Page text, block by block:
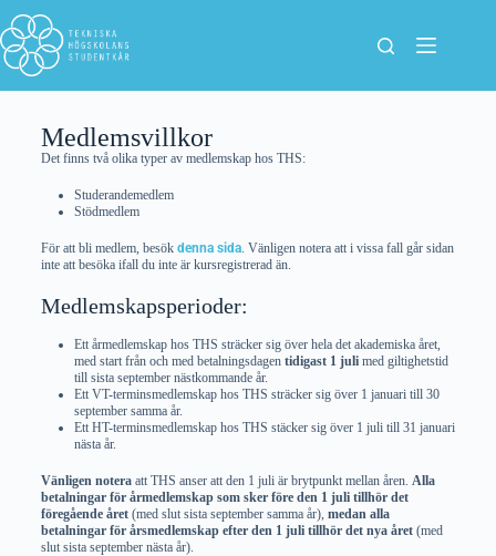
Medlemsvillkor
Det finns två olika typer av medlemskap hos THS:
Studerandemedlem
Stödmedlem
För att bli medlem, besök denna sida. Vänligen notera att i vissa fall går sidan
inte att besöka ifall du inte är kursregistrerad än.
Medlemskapsperioder:
Ett årmedlemskap hos THS sträcker sig över hela det akademiska året,
med start från och med betalningsdagen tidigast 1 julimed giltighetstid
till sista september nästkommande år.
Ett VT-terminsmedlemskap hos THS sträcker sig över 1 januari till 30
september samma år.
Ett HT-terminsmedlemskap hos THS stäcker sig över 1 juli till 31 januari
nästa år.
Vänligen noteraatt THS anser att den 1 juli är brytpunkt mellan åren. Alla
betalningar för årmedlemskap som sker före den 1 juli tillhör det
föregående året(med slut sista september samma år), medan alla
betalningar för årsmedlemskap efter den 1 juli tillhör det nya året(med
slut sista september nästa år).